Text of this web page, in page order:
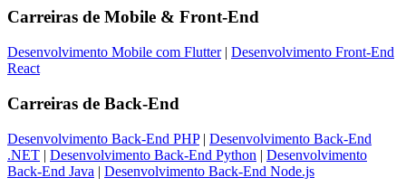
Carreiras de Mobile & Front-End
Desenvolvimento Mobile com Flutter| Desenvolvimento Front-End
React
Carreiras de Back-End
Desenvolvimento Back-End PHP| Desenvolvimento Back-End
.NET | Desenvolvimento Back-End Python | Desenvolvimento
Back-End Java | Desenvolvimento Back-End Node.js